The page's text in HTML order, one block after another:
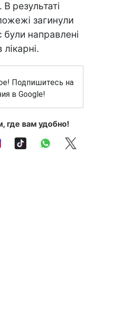
В результаті
загинули
направлені
Подпишитесь на
в Google!
где вам удобно!